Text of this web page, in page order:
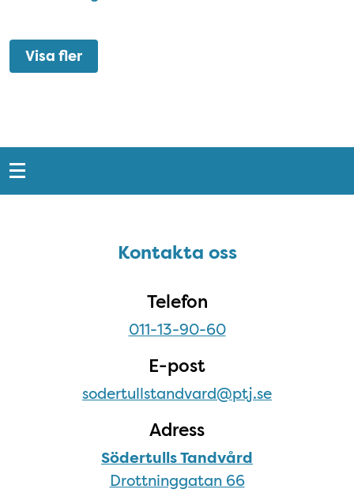
Visa fler
Snabblänkar
Kontakta ossKontakta oss
Telefon
011-13-90-60
E-post
sodertullstandvard@ptj.se
Adress
Södertulls Tandvård
Drottninggatan 66